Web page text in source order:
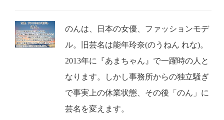
のんは、日本の女優、ファッションモデ
ル。旧芸名は能年玲奈(のうねん れな)。
2013年に『あまちゃん』で一躍時の人と
なります。しかし事務所からの独立騒ぎ
で事実上の休業状態、その後「のん」に
芸名を変えます。